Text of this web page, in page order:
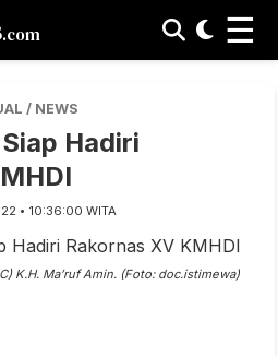
.com ☰
/ NEWS
Hadiri
• 10:36:00 WITA
K.H. Ma’ruf Amin. (Foto: doc.istimewa)